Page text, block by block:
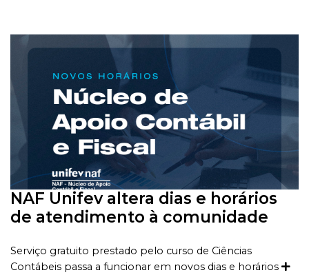
NAF Unifev altera dias e horários
de atendimento à comunidade
Serviço gratuito prestado pelo curso de Ciências
Contábeis passa a funcionar em novos dias e horários